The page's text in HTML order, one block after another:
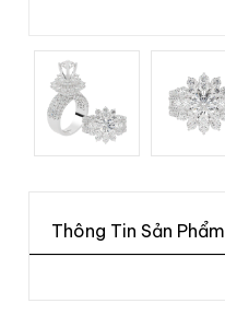
Thông Tin Sản Phẩm